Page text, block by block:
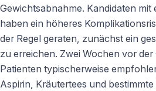
Gewichtsabnahme. Kandidaten mit
haben ein höheres
der Regel geraten, zunächst ein
zu erreichen. Zwei Wochen vor der
Patienten typischerweise
Aspirin, Kräutertees und bestimmte